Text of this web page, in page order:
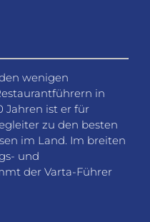
wenigen
in
Jahren ist er für
zu den besten
im Land. Im breiten
und
der Varta-Führer